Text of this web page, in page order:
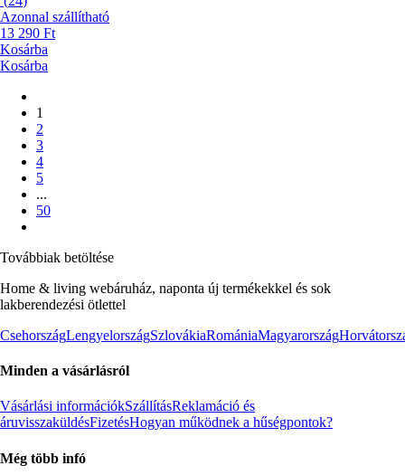
Azonnal szállítható
13 290 Ft
Kosárba
Kosárba
1
2
3
4
5
...
50
Továbbiak betöltése
Home & living webáruház, naponta új termékekkel és sok
lakberendezési ötlettel
CsehországLengyelországSzlovákiaRomániaMagyarország
Minden a vásárlásról
Vásárlási információkSzállításReklamáció és
áruvisszaküldésFizetésHogyan működnek a hűségpontok?
Még több infó